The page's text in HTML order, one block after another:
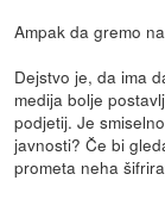
Ampak da gremo
Dejstvo je, da ima
medija bolje
podjetij. Je
javnosti? Če bi
prometa neha